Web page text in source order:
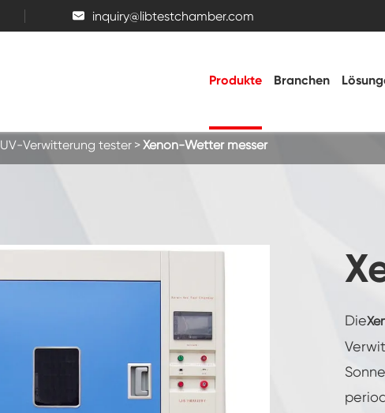
 inquiry@libtestchamber.com
Produkte
Heiße kalte Kammer
Hohe Niedertemperatur-Test
Luft feuchtigkeit kammer mit
Temperatur
Branchen
UV-Verwitterung tester Xenon-Wetter messer
Die